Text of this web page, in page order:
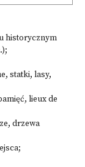
historycznym
statki, lasy,
lieux de
drzewa